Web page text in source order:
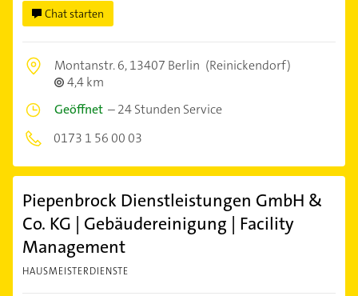
Chat starten
Montanstr. 6,13407 Berlin (Reinickendorf)
4,4 km
Geöffnet –24 Stunden Service
0173 1 56 00 03
Piepenbrock Dienstleistungen GmbH &
Co. KG | Gebäudereinigung | Facility
Management
HAUSMEISTERDIENSTE